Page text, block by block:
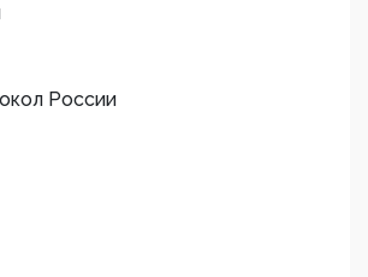
России